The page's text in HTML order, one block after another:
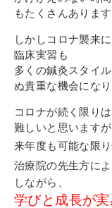
もたくさんあります
しかしコロナ襲来
臨床実習も
多くの鍼灸スタイ
ぬ貴重な機会になり
コロナが続く限り
難しいと思いますが
来年度も可能な限り
治療院の先生方によ
しながら、
学びと成長が